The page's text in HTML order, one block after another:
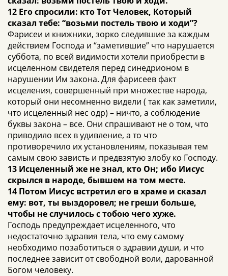
12 Его спросили: кто Тот Человек, Который
сказал тебе: “возьми постель твою и ходи”?
Фарисеи и книжники, зорко следившие за каждым
действием Господа и “заметившие” что нарушается
суббота, по всей видимости хотели приобрести в
исцеленном свидетеля перед синедрионом в
нарушении Им закона. Для фарисеев факт
исцеления, совершенный при множестве народа,
который они несомненно видели ( так как заметили,
что исцеленный нес одр) – ничто, а соблюдение
буквы закона – все. Они спрашивают не о том, что
приводило всех в удивление, а то что
противоречило их установлениям, показывая тем
самым свою зависть и предвзятую злобу ко Господу.
13 Исцеленный же не знал, кто Он; ибо Иисус
скрылся в народе, бывшем на том месте.
14 Потом Иисус встретил его в храме и сказал
ему: вот, ты выздоровел; не греши больше,
чтобы не случилось с тобою чего хуже.
Господь предупреждает исцеленного, что
недостаточно здравия тела, что ему самому
необходимо позаботиться о здравии души, и что
последнее зависит от свободной воли, дарованной
Богом человеку.